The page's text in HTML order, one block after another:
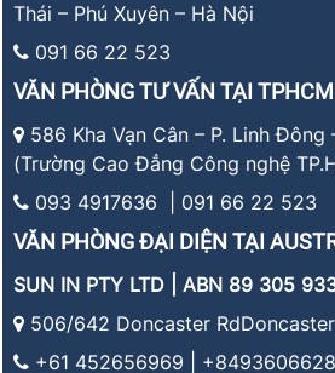
Thái – Phú Xuyên – Hà Nội
091 66 22 523
VĂN PHÒNG TƯ VẤN TẠI TPHCM
586 Kha Vạn Cân – P. Linh Đông
(Trường Cao Đẳng Công nghệ
093 4917636 | 091 66 22 523
VĂN PHÒNG ĐẠI DIỆN TẠI
SUN IN PTY LTD | ABN 89 305
506/642 Doncaster
+61 452656969 |